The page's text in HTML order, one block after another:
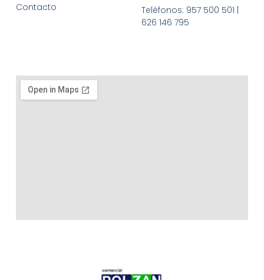
Contacto
Teléfonos: 957 500 501 |
626 146 795